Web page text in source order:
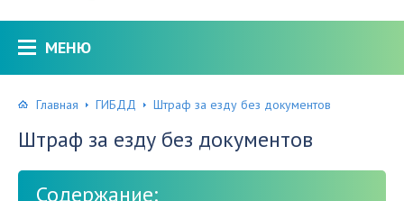
МЕНЮ
Главная ГИБДД Штраф за езду без документов
Штраф за езду без документов
Содержание: